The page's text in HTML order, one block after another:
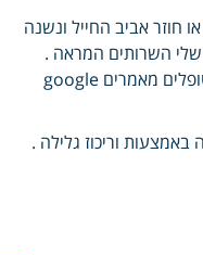
חוזר אביב החייל ונשנה
השרותים המראה .
קשר נשמח צור מספרים facebook מטופלים מאמרים google